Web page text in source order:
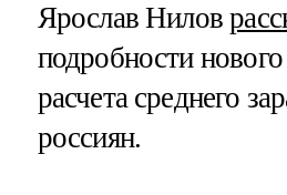
Ярослав Нилов
подробности
расчета среднего
россиян.